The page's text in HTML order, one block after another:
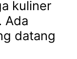
kuliner
Ada
datang